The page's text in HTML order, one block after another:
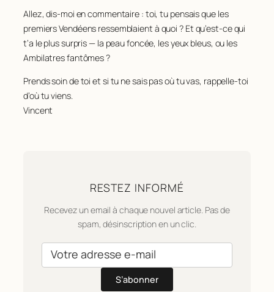
Allez, dis-moi en commentaire : toi, tu pensais que les
premiers Vendéens ressemblaient à quoi ? Et qu’est-ce qui
t’a le plus surpris — la peau foncée, les yeux bleus, ou les
Ambilatres fantômes ?
Prends soin de toi et si tu ne sais pas où tu vas, rappelle-toi
d’où tu viens.
Vincent
RESTEZ INFORMÉ
Recevez un email à chaque nouvel article. Pas de
spam, désinscription en un clic.
S’abonner